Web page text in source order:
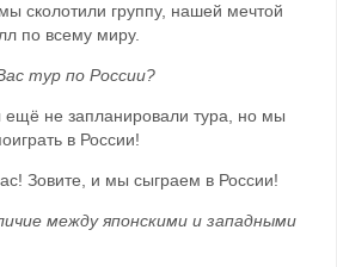
сколотили группу, нашей мечтой
по всему миру.
тур по России?
не запланировали тура, но мы
в России!
Зовите, и мы сыграем в России!
между японскими и западными